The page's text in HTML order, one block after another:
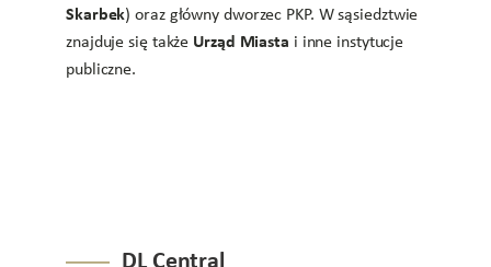
Skarbek) oraz główny dworzec PKP. W sąsiedztwie
znajduje się także Urząd Miasta i inne instytucje
publiczne.
DL Central